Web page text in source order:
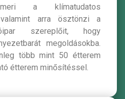
a klímatudatos
valamint arra ösztönzi a
szereplőit, hogy
megoldásokba.
több mint 50 étterem
étterem minősítéssel.